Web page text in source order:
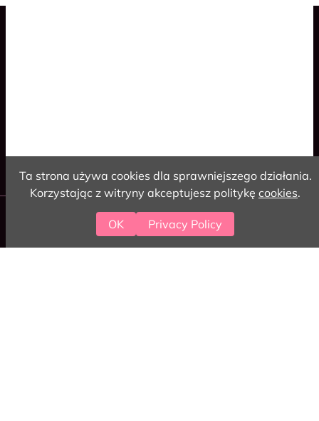
Polski English
2026 love-coding
Ta strona używa cookies dla sprawniejszego działania.
Korzystając z witryny akceptujesz politykę cookies.
OK Privacy Policy